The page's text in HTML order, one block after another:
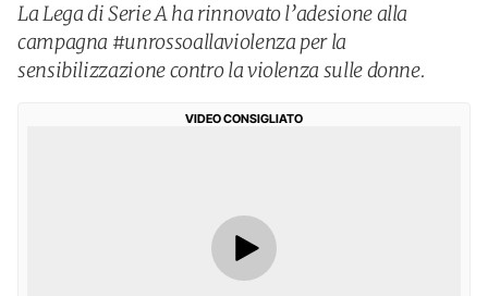
La Lega di Serie A ha rinnovato l’adesione alla
campagna #unrossoallaviolenza per la
sensibilizzazione contro la violenza sulle donne.
VIDEO CONSIGLIATO